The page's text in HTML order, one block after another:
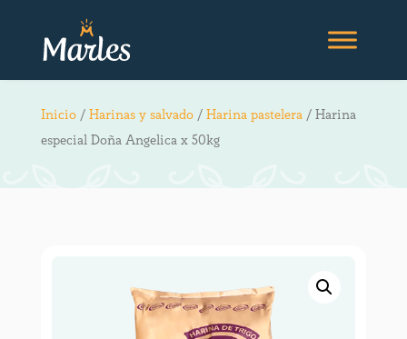
Inicio/ Harinas y salvado/ Harina pastelera/ Harina
especial Doña Angelica x 50kg